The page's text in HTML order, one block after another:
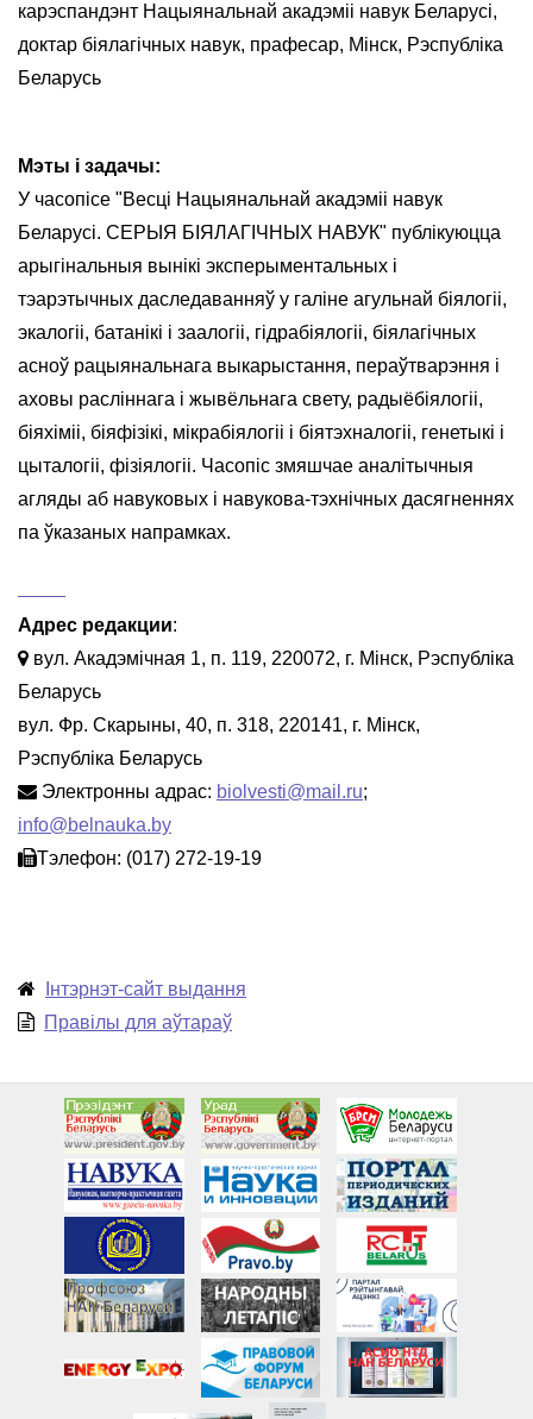
карэспандэнт Нацыянальнай акадэміі навук Беларусі,
доктар біялагічных навук, прафесар, Мінск, Рэспубліка
Беларусь
Мэты і задачы:
У часопісе "Весці Нацыянальнай акадэміі навук
Беларусі. СЕРЫЯ БІЯЛАГІЧНЫХ НАВУК" публікуюцца
арыгінальныя вынікі эксперыментальных і
тэарэтычных даследаванняў у галіне агульнай біялогіі,
экалогіі, батанікі і заалогіі, гідрабіялогіі, біялагічных
асноў рацыянальнага выкарыстання, пераўтварэння і
аховы расліннага і жывёльнага свету, радыёбіялогіі,
біяхіміі, біяфізікі, мікрабіялогіі і біятэхналогіі, генетыкі і
цыталогіі, фізіялогіі. Часопіс змяшчае аналітычныя
агляды аб навуковых і навукова-тэхнічных дасягненнях
па ўказаных напрамках.
Адрес редакции:
вул. Акадэмічная 1, п. 119, 220072, г. Мінск, Рэспубліка
Беларусь
вул. Фр. Скарыны, 40, п. 318, 220141, г. Мінск,
Рэспубліка Беларусь
Электронны адрас: biolvesti@mail.ru;
info@belnauka.by
Тэлефон: (017) 272-19-19
Інтэрнэт-сайт выдання
Правілы для аўтараў